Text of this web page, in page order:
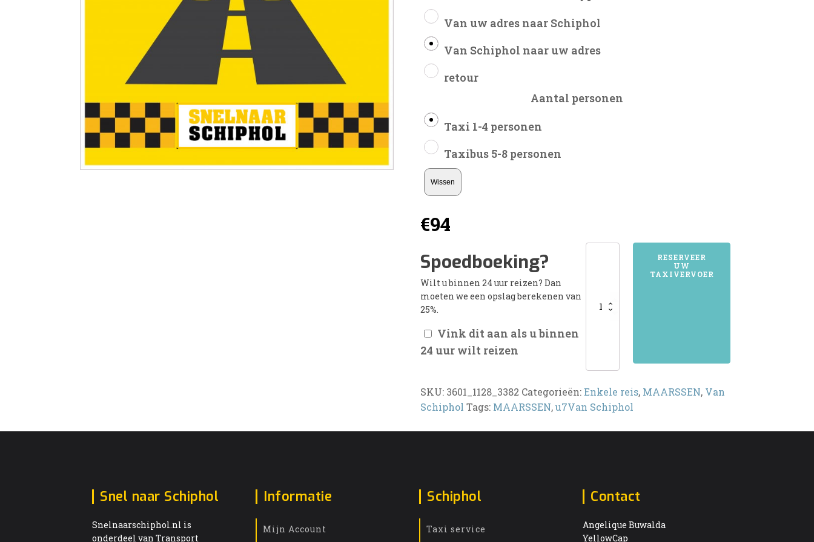
Van uw adres naar Schiphol
Van Schiphol naar uw adres
retour
Aantal personen
Taxi 1-4 personen
Taxibus 5-8 personen
Wissen
€94
Spoedboeking?
Wilt u binnen 24 uur reizen? Dan
moeten we een opslag berekenen van
25%.
Vink dit aan als u binnen
24 uur wilt reizen
3601MAARSSENRESERVEER
UW
TAXIVERVOER
SKU: 3601_1128_3382 Categorieën:Enkele reis, MAARSSEN, Van
Schiphol Tags: MAARSSEN,u7Van Schiphol
Snel naar Schiphol
Snelnaarschiphol.nl is
onderdeel van Transport
Informatie
Mijn Account
Schiphol
Taxi service
Contact
Angelique Buwalda
YellowCap